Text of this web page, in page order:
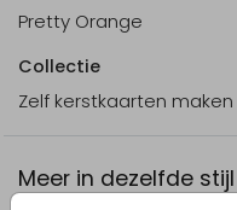
Pretty Orange
Collectie
Zelf kerstkaarten maken
Meer in dezelfde stijl